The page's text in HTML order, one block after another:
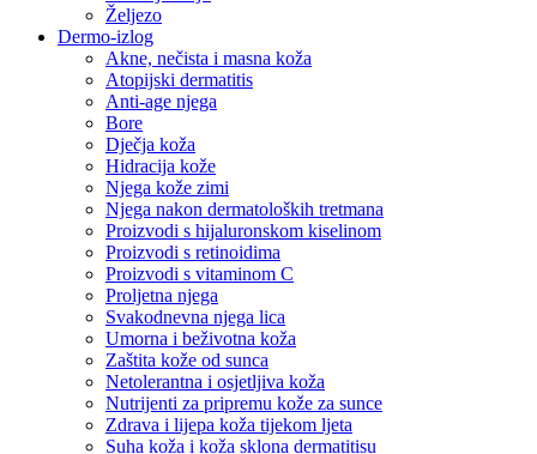
Željezo
Dermo-izlog
Akne, nečista i masna koža
Atopijski dermatitis
Anti-age njega
Bore
Dječja koža
Hidracija kože
Njega kože zimi
Njega nakon dermatoloških tretmana
Proizvodi s hijaluronskom kiselinom
Proizvodi s retinoidima
Proizvodi s vitaminom C
Proljetna njega
Svakodnevna njega lica
Umorna i beživotna koža
Zaštita kože od sunca
Netolerantna i osjetljiva koža
Nutrijenti za pripremu kože za sunce
Zdrava i lijepa koža tijekom ljeta
Suha koža i koža sklona dermatitisu